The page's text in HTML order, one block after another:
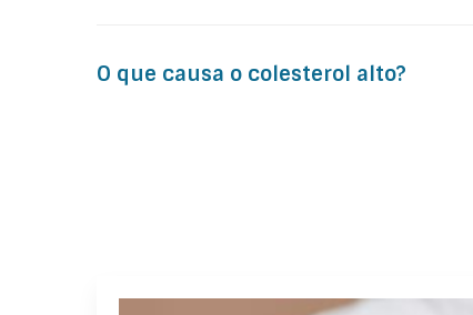
Post
navigation
O que causa o colesterol alto?